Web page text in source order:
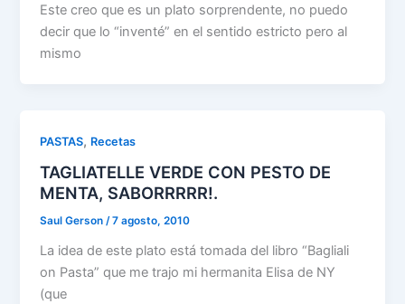
Este creo que es un plato sorprendente, no puedo
decir que lo “inventé” en el sentido estricto pero al
mismo
PASTAS, Recetas
TAGLIATELLE VERDE CON PESTO DE
MENTA, SABORRRRR!.
Saul Gerson/7 agosto, 2010
La idea de este plato está tomada del libro “Bagliali
on Pasta” que me trajo mi hermanita Elisa de NY
(que